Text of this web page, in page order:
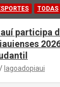
TODAS
participa
lagoadopiaui